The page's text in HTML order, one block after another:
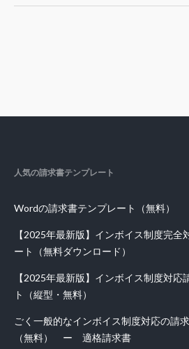
人気の請求書テンプレート
Wordの請求書テンプレート（無料）
【2025年最新版】インボイス制度完全
ート（無料ダウンロード）
【2025年最新版】インボイス制度対応
ト（縦型・無料）
ごく一般的なインボイス制度対応の請
（無料） ー 適格請求書